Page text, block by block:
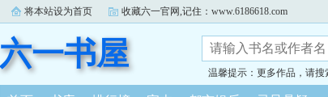
将本站设为首页 收藏六一官网,记住：www.6186618.com
六一书屋
温馨提示：更多作品，请搜